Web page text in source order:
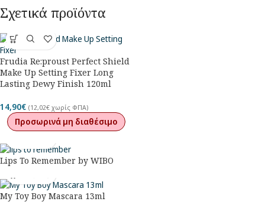
Σχετικά προϊόντα
Frudia Re:proust Perfect Shield
Make Up Setting Fixer Long
Lasting Dewy Finish 120ml
14,90€ (12,02€ χωρίς ΦΠΑ)
Προσωρινά μη διαθέσιμο
Lips To Remember by WIBO
My Toy Boy Mascara 13ml